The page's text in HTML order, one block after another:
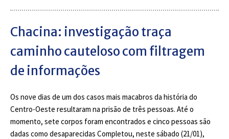
Chacina: investigação traça
caminho cauteloso com filtragem
de informações
Os nove dias de um dos casos mais macabros da história do
Centro-Oeste resultaram na prisão de três pessoas. Até o
momento, sete corpos foram encontrados e cinco pessoas são
dadas como desaparecidas Completou, neste sábado (21/01),